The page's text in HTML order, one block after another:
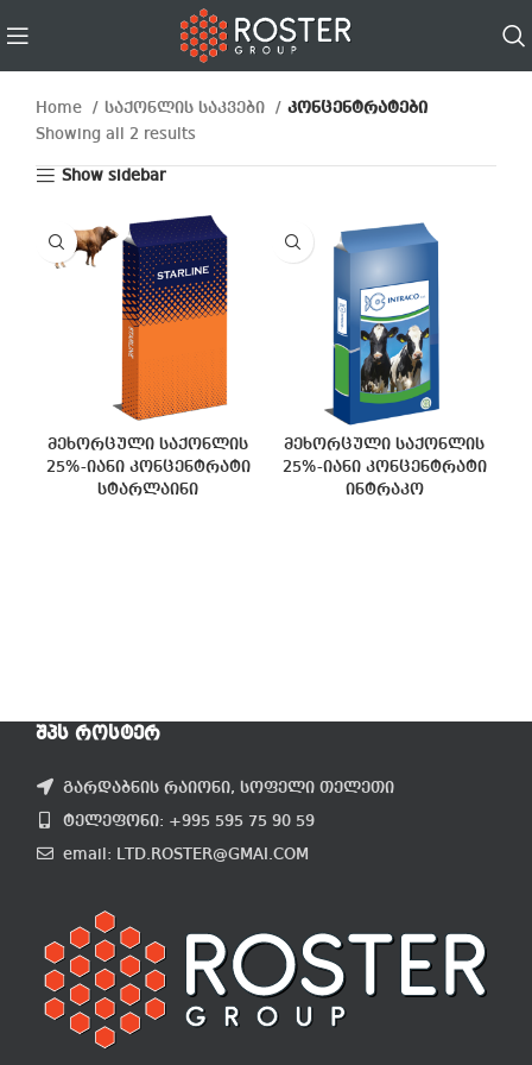
Home საქონლის საკვები
კონცენტრატები
Showing all 2 results
Show sidebar
მეხორცული საქონლის
25%-იანი კონცენტრატი
სტარლაინი
მეხორცული საქონლის
25%-იანი კონცენტრატი
ინტრაკო
ᲨᲞᲡ ᲠᲝᲡᲢᲔᲠ
გარდაბნის რაიონი, სოფელი თელეთი
ტელეფონი: +995 595 75 90 59
email: LTD.ROSTER@GMAI.COM